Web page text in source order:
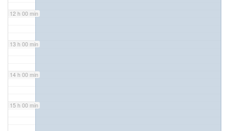
12 h 00 min
13 h 00 min
14 h 00 min
15 h 00 min